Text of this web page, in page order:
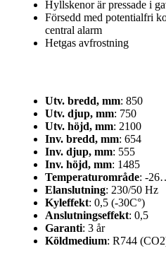
Hyllskenor är pressade i
Försedd med potentialfri
central alarm
Hetgas avfrostning
Utv. bredd, mm: 850
Utv. djup, mm: 750
Utv. höjd, mm: 2100
Inv. bredd, mm: 654
Inv. djup, mm: 555
Inv. höjd, mm: 1485
Temperaturområde: -
Elanslutning: 230/50 Hz
Kyleffekt: 0,5 (-30C°)
Anslutningseffekt: 0,5
Garanti: 3 år
Köldmedium: R744